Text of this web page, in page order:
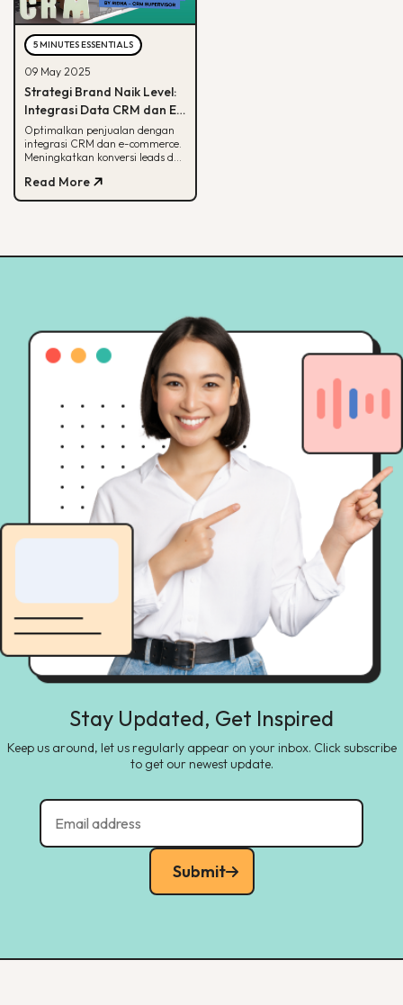
5 MINUTES ESSENTIALS
09 May 2025
Strategi Brand Naik Level:
Integrasi Data CRM dan E-
commerce
Optimalkan penjualan dengan
integrasi CRM dan e-commerce.
Meningkatkan konversi leads dan
terarah
Read More
Stay Updated, Get Inspired
Keep us around, let us regularly appear on your inbox. Click subscribe
to get our newest update.
Submit